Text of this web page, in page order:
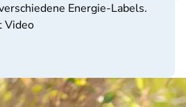
Energie-Labels.
Video